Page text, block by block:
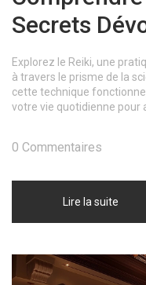
Secrets
Explorez le Reiki, une
à travers le prisme de la
cette technique
votre vie quotidienne pour
Lire la suite
0 Commentaires